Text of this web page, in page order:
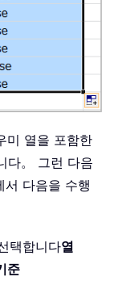
미 열을 포함한
다。 그런 다음
서 다음을 수행
택합니다열
준